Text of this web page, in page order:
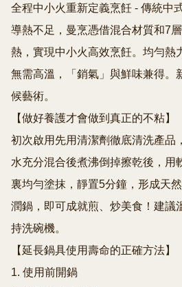
全程中小火重新定義烹飪 - 傳統中
導熱不足，曼烹憑借混合材質和7
熱，實現中小火高效烹飪。均勻熱
無需高溫，「銷氣」與鮮味兼得。
候藝術。
【做好養護才會做到真正的不粘】
初次啟用先用清潔劑徹底清洗產品
水充分混合後煮沸倒掉擦乾後，用
裏均勻塗抹，靜置5分鐘，形成天
潤鍋，即可成就煎、炒美食！建議
持洗碗機。
【延長鍋具使用壽命的正確方法】
1. 使用前開鍋